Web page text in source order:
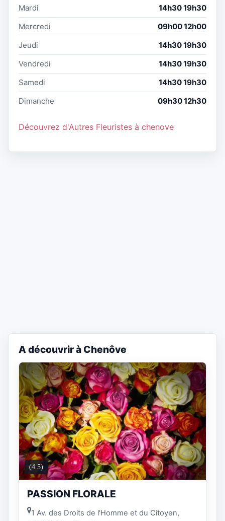
Mardi
14h30 19h30
Mercredi
09h00 12h00
Jeudi
14h30 19h30
Vendredi
14h30 19h30
Samedi
14h30 19h30
Dimanche
09h30 12h30
Découvrez d'Autres Fleuristes à chenove
A découvrir à Chenôve
(4.5)
PASSION FLORALE
1 Av. des Droits de l'Homme et du Citoyen,